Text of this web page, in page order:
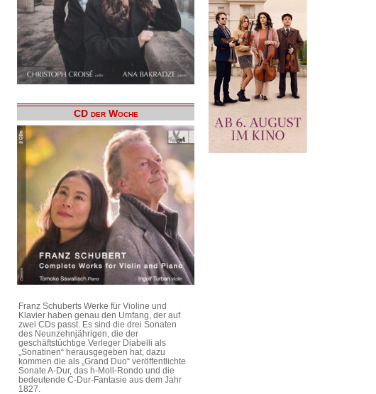
CD der Woche
Franz Schuberts Werke für Violine und
Klavier haben genau den Umfang, der auf
zwei CDs passt. Es sind die drei Sonaten
des Neunzehnjährigen, die der
geschäftstüchtige Verleger Diabelli als
„Sonatinen“ herausgegeben hat, dazu
kommen die als „Grand Duo“ veröffentlichte
Sonate A-Dur, das h-Moll-Rondo und die
bedeutende C-Dur-Fantasie aus dem Jahr
1827.